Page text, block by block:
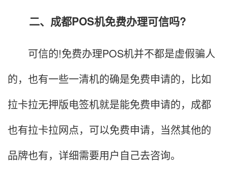
二、成都POS机免费办理可信吗?
可信的!免费办理POS机并不都是虚假骗人
的，也有一些一清机的确是免费申请的，比如
拉卡拉无押版电签机就是能免费申请的，成都
也有拉卡拉网点，可以免费申请，当然其他的
品牌也有，详细需要用户自己去咨询。